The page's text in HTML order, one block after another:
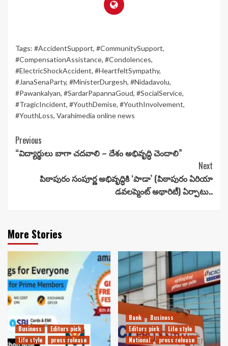
Tags: #AccidentSupport, #CommunitySupport,
#CompensationAssistance, #Condolences,
#ElectricShockAccident, #HeartfeltSympathy,
#JanaSenaParty, #MinisterDurgesh, #Nidadavolu,
#Pawankalyan, #SardarPapannaGoud, #SocialService,
#TragicIncident, #YouthDemise, #YouthInvolvement,
#YouthLoss, Varahimedia online news
Continue
Reading
Previous
“విద్యార్థులు బాగా చదవాలి – దేశం అభివృద్ధి చెందాలి”
Next
పిఠాపురం సంపూర్ణ అభివృద్ధికి ‘పాడా’ (పిఠాపురం ఏరియా
డవలప్మెంట్ అథారిటీ) ఏర్పాటు..
More Stories
Business
Editors pick
Life style
press release
Bank
Business
Editors pick
Life style
National
press release